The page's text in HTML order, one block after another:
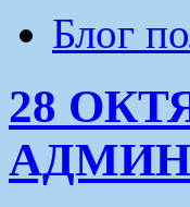
Блог
28